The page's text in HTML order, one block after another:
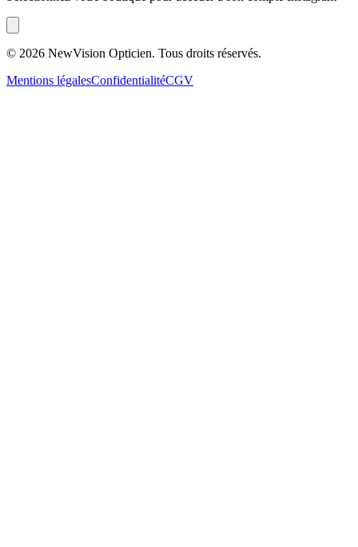
© 2026 NewVision Opticien. Tous droits réservés.
Mentions légalesConfidentialitéCGV